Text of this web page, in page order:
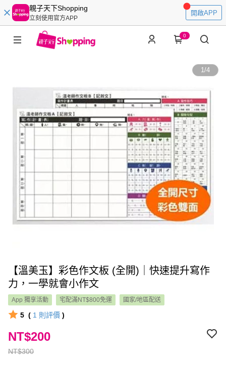
親子天下Shopping
立刻使用官方APP
開啟APP
0
1/4
【溫美玉】彩色作文板 (全開)｜快速提升寫作
力，一學就會小作文
App 獨享活動 宅配滿NT$800免運 國家/地區配送
5 ( 1 則評價 )
NT$300
NT$200